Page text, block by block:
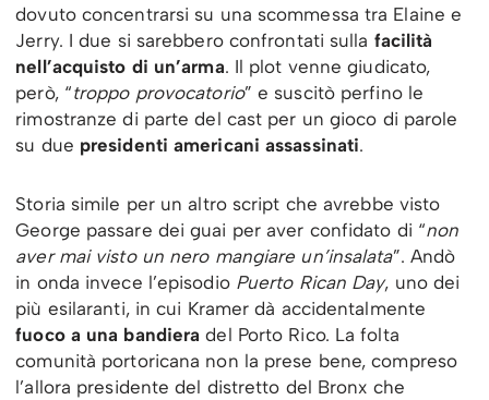
dovuto concentrarsi su una scommessa tra Elaine e
Jerry. I due si sarebbero confrontati sulla facilità
nell’acquisto di un’arma. Il plot venne giudicato,
però, “troppo provocatorio” e suscitò perfino le
rimostranze di parte del cast per un gioco di parole
su due presidenti americani assassinati.
Storia simile per un altro script che avrebbe visto
George passare dei guai per aver confidato di “non
aver mai visto un nero mangiare un’insalata”. Andò
in onda invece l’episodio Puerto Rican Day, uno dei
più esilaranti, in cui Kramer dà accidentalmente
fuoco a una bandieradel Porto Rico. La folta
comunità portoricana non la prese bene, compreso
l’allora presidente del distretto del Bronx che